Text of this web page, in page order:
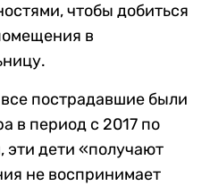
чтобы добиться
в
пострадавшие были
в период с 2017 по
эти дети «получают
не воспринимает